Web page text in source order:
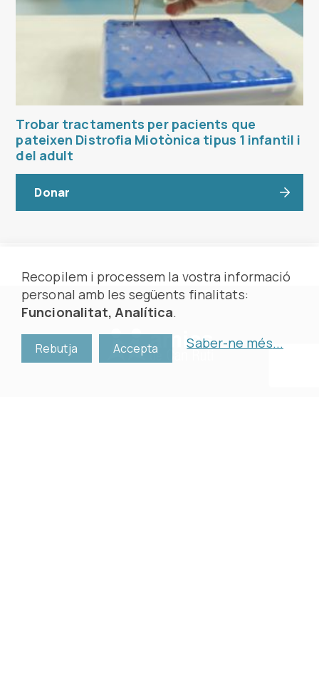
Trobar tractaments per pacients que
pateixen Distrofia Miotònica tipus 1 infantil i
del adult
Donar
Recopilem i processem la vostra informació
personal amb les següents finalitats:
Funcionalitat, Analítica.
Rebutja Accepta Saber-ne més...